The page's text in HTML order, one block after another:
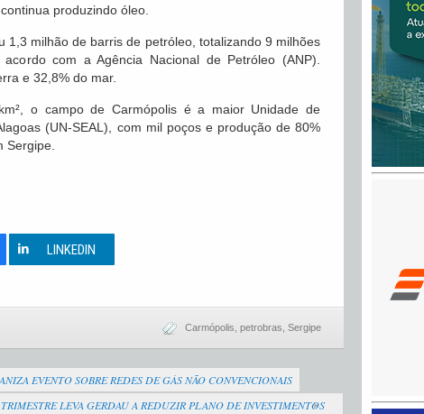
produzindo óleo.
1,3 milhão de barris de petróleo, totalizando 9 milhões
com a Agência Nacional de Petróleo (ANP).
e 32,8% do mar.
o campo de Carmópolis é a maior Unidade de
(UN-SEAL), com mil poços e produção de 80%
Sergipe.
LINKEDIN
Carmópolis petrobras Sergipe
EVENTO SOBRE REDES DE GÁS NÃO CONVENCIONAIS
LEVA GERDAU A REDUZIR PLANO DE INVESTIMENTOS